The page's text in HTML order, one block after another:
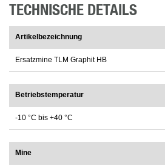
TECHNISCHE DETAILS
Artikelbezeichnung
Ersatzmine TLM Graphit HB
Betriebstemperatur
-10 °C bis +40 °C
Mine